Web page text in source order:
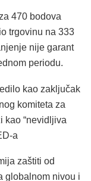
470 bodova
trgovinu na 333
nije garant
periodu.
kao zaključak
komiteta za
kao “nevidljiva
a
zaštiti od
globalnom nivou i